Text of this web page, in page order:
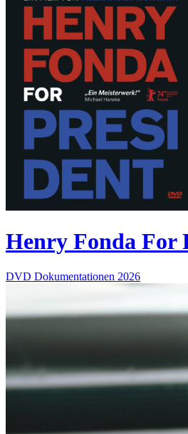
Henry Fonda For
DVD Dokumentationen 2026